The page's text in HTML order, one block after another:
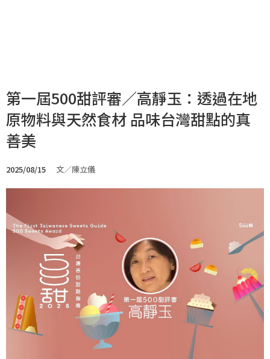
第一屆500甜評審／高靜玉：透過在地
原物料與天然食材 品味台灣甜點的真
善美
2025/08/15 文／陳立儀